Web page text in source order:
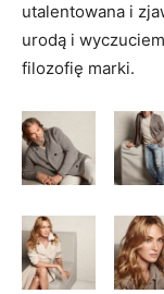
utalentowana i
urodą i
filozofię marki.